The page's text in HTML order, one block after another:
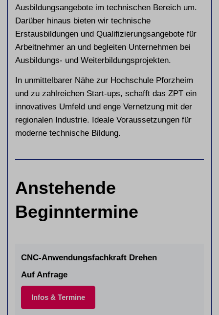
Ausbildungsangebote im technischen Bereich um.
Darüber hinaus bieten wir technische
Erstausbildungen und Qualifizierungsangebote für
Arbeitnehmer an und begleiten Unternehmen bei
Ausbildungs- und Weiterbildungsprojekten.
In unmittelbarer Nähe zur Hochschule Pforzheim
und zu zahlreichen Start-ups, schafft das ZPT ein
innovatives Umfeld und enge Vernetzung mit der
regionalen Industrie. Ideale Voraussetzungen für
moderne technische Bildung.
Anstehende
Beginntermine
CNC-Anwendungsfachkraft Drehen
Auf Anfrage
Infos & Termine